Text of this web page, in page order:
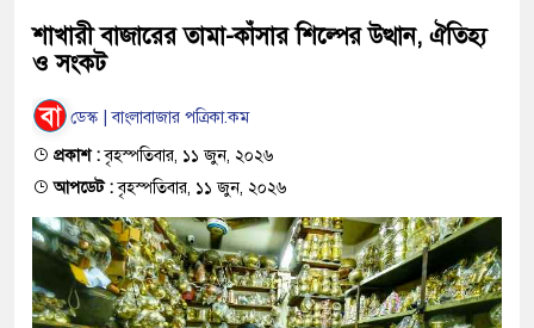
শাখারী বাজারের তামা-কাঁসার শিল্পের উত্থান, ঐতিহ্য
ও সংকট
ডেস্ক | বাংলাবাজার পত্রিকা.কম
প্রকাশ :বৃহস্পতিবার, ১১ জুন, ২০২৬
আপডেট :বৃহস্পতিবার, ১১ জুন, ২০২৬